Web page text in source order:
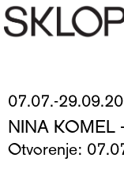
07.07.-
NINA KOMEL
Otvorenje: